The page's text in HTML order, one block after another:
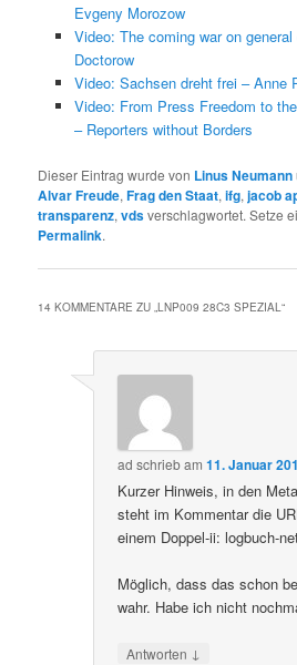
Evgeny Morozow
Video: The coming war on
Doctorow
Video: Sachsen dreht frei – Anne
Video: From Press Freedom to
– Reporters without Borders
Dieser Eintrag wurde von Linus Neumann
Alvar Freude,Frag den Staat,ifg,jacob
transparenz,vdsverschlagwortet. Setze
Permalink.
14 KOMMENTARE ZU „LNP009 28C3 SPEZIAL“
ad schriebam11. Januar
Kurzer Hinweis, in den
steht im Kommentar die
einem Doppel-ii: logbuch-
Möglich, dass das schon
wahr. Habe ich nicht
Antworten ↓